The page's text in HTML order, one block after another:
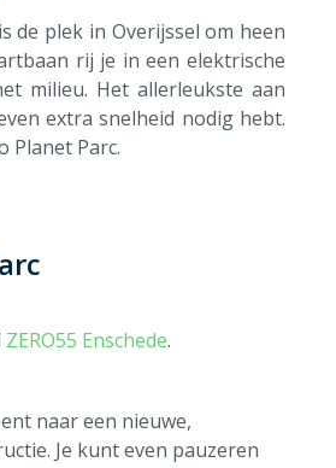
de plek in Overijssel om heen
rij je in een elektrische
milieu. Het allerleukste aan
extra snelheid nodig hebt.
Planet Parc.
ZERO55 Enschede.
naar een nieuwe,
Je kunt even pauzeren